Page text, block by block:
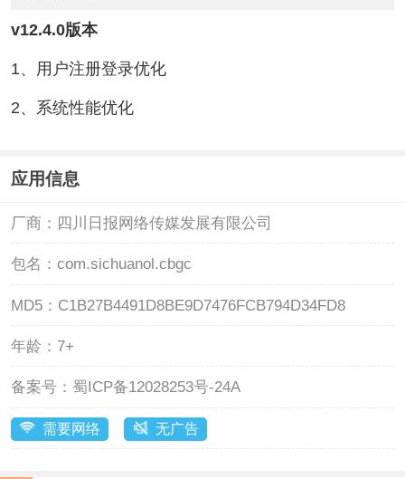
v12.4.0版本
1、用户注册登录优化
2、系统性能优化
应用信息
厂商： 四川日报网络传媒发展有限公司
包名： com.sichuanol.cbgc
MD5： C1B27B4491D8BE9D7476FCB794D34FD8
年龄： 7+
备案号： 蜀ICP备12028253号-24A
需要网络 无广告